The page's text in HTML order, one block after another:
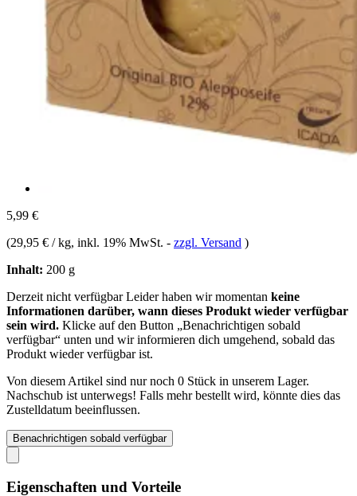
5,99 €
(29,95 € / kg, inkl. 19% MwSt. - zzgl. Versand )
Inhalt: 200 g
Derzeit nicht verfügbarLeider haben wir momentan keine
Informationen darüber, wann dieses Produkt wieder verfügbar
sein wird. Klicke auf den Button „Benachrichtigen sobald
verfügbar“ unten und wir informieren dich umgehend, sobald das
Produkt wieder verfügbar ist.
Von diesem Artikel sind nur noch 0 Stück in unserem Lager.
Nachschub ist unterwegs! Falls mehr bestellt wird, könnte dies das
Zustelldatum beeinflussen.
Benachrichtigen sobald verfügbar
Eigenschaften und Vorteile